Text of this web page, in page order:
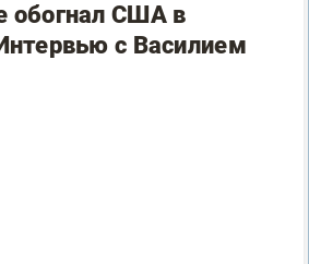
обогнал США в
с Василием